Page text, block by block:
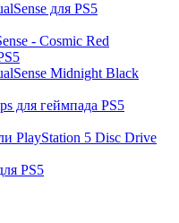
для PS5
- Cosmic Red
Midnight Black
для геймпада PS5
PlayStation 5 Disc Drive
PS5